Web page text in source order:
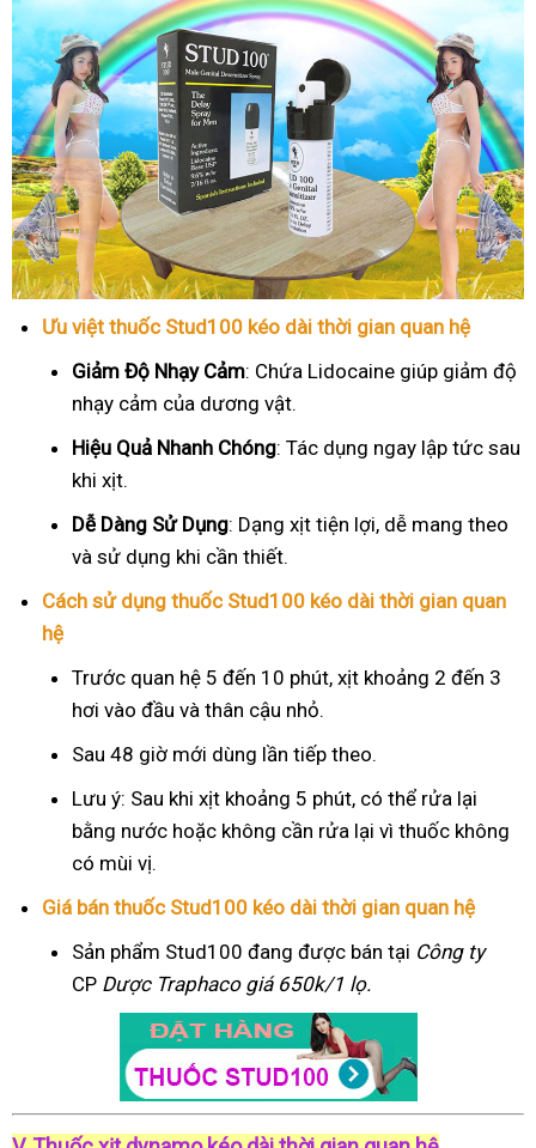
Ưu việt thuốc Stud100 kéo dài thời gian quan hệ
Giảm Độ Nhạy Cảm: Chứa Lidocaine giúp giảm độ
nhạy cảm của dương vật.
Hiệu Quả Nhanh Chóng: Tác dụng ngay lập tức sau
khi xịt.
Dễ Dàng Sử Dụng: Dạng xịt tiện lợi, dễ mang theo
và sử dụng khi cần thiết.
Cách sử dụng thuốc Stud100 kéo dài thời gian quan
hệ
Trước quan hệ 5 đến 10 phút, xịt khoảng 2 đến 3
hơi vào đầu và thân cậu nhỏ.
Sau 48 giờ mới dùng lần tiếp theo.
Lưu ý: Sau khi xịt khoảng 5 phút, có thể rửa lại
bằng nước hoặc không cần rửa lại vì thuốc không
có mùi vị.
Giá bán thuốc Stud100 kéo dài thời gian quan hệ
Sản phẩm Stud100 đang được bán tại Công ty
CP Dược Traphacogiá 650k/1 lọ.